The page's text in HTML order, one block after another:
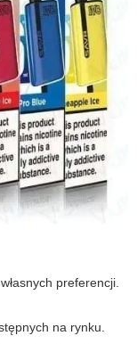
preferencji.
na rynku.